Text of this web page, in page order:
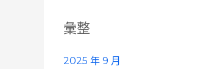
彙整
2025 年 9 月